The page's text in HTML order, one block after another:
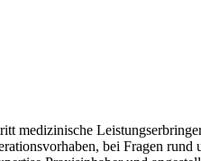
medizinische
bei Fragen